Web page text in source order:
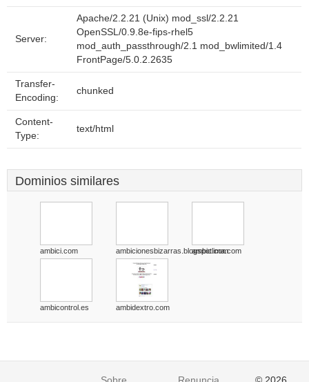
Server:
Apache/2.2.21 (Unix) mod_ssl/2.2.21
OpenSSL/0.9.8e-fips-rhel5
mod_auth_passthrough/2.1 mod_bwlimited/1.4
FrontPage/5.0.2.2635
Transfer-
Encoding:
chunked
Content-
Type:
text/html
Dominios similares
ambici.com ambicionesbizarras.blogspot.com
ambiclima.com
ambicontrol.es ambidextro.com